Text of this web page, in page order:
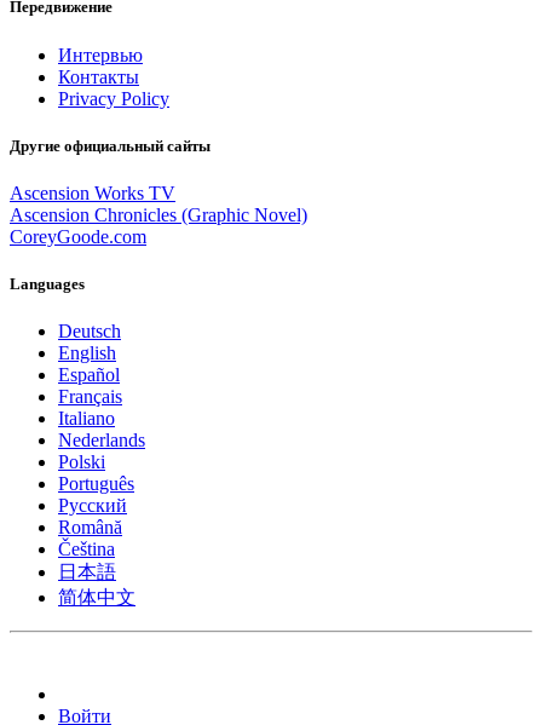
Передвижение
Интервью
Контакты
Privacy Policy
Другие официальный сайты
Ascension Works TV
Ascension Chronicles (Graphic Novel)
CoreyGoode.com
Languages
Deutsch
English
Español
Français
Italiano
Nederlands
Polski
Português
Pусский
Română
Čeština
日本語
简体中文
Войти